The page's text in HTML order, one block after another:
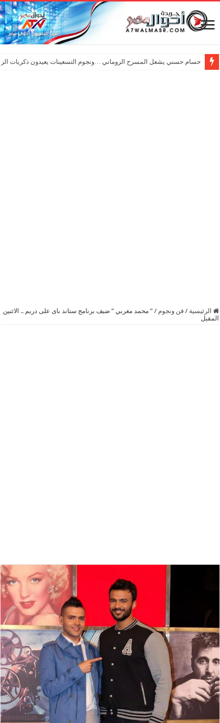
حسام حسني يشعل المسرح الروماني …ونجوم التسعينات يعيدون ذكريات
الرئيسية / فن ونجوم / ” محمد مغربي ” ضيف برنامج ستاند باى على دريم .. الاثنين
المقبل